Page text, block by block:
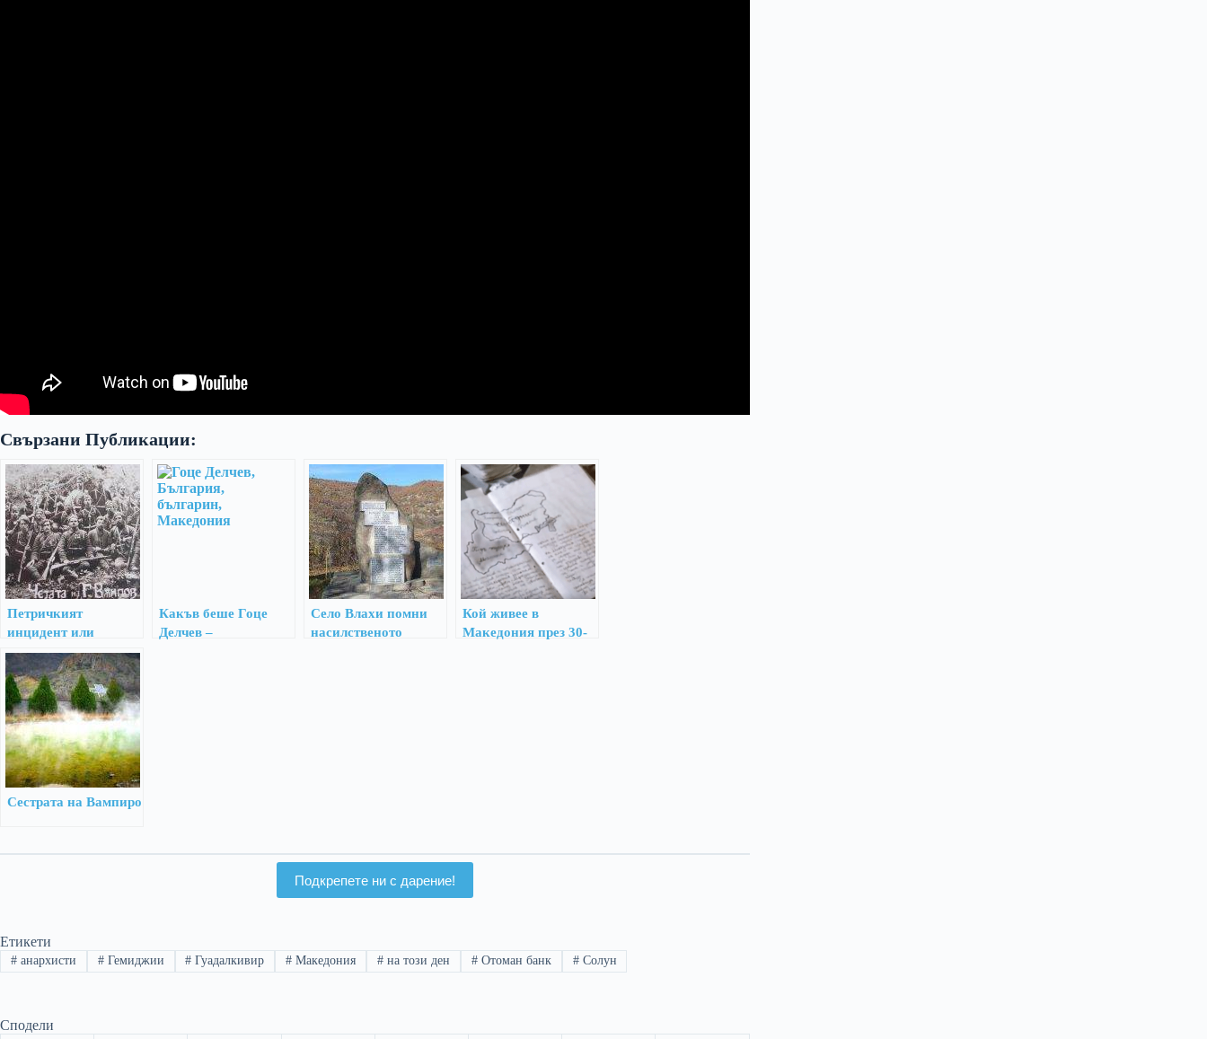
Свързани Публикации:
Петричкият
инцидент или
войната с Гърция за
едно куче
Какъв беше Гоце
Делчев –
Село Влахи помни
насилственото
Кой живее в
Македония през 30-
Сестрата на Вампиро
Подкрепете ни с дарение!
Етикети
#анархисти #Гемиджии # Гуадалкивир # Македония # на този ден #Отоман банк #Солун
Сподели